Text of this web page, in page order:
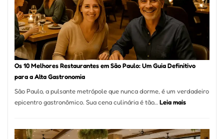
em
pizza
artesanal
forno
à
Vila
da
Os 10 Melhores Restaurantes em São Paulo: Um Guia Definitivo
para a Alta Gastronomia
São Paulo, a pulsante metrópole que nunca dorme, é um verdadeiro
epicentro gastronômico. Sua cena culinária é tão… Leia mais:
Melhores